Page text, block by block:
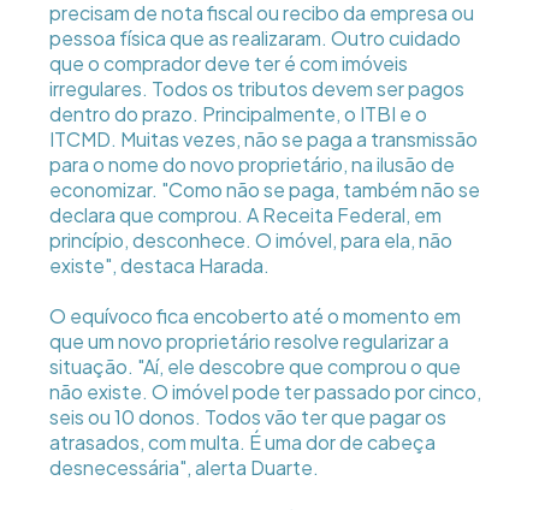
precisam de nota fiscal ou recibo da empresa ou
pessoa física que as realizaram. Outro cuidado
que o comprador deve ter é com imóveis
irregulares. Todos os tributos devem ser pagos
dentro do prazo. Principalmente, o ITBI e o
ITCMD. Muitas vezes, não se paga a transmissão
para o nome do novo proprietário, na ilusão de
economizar. "Como não se paga, também não se
declara que comprou. A Receita Federal, em
princípio, desconhece. O imóvel, para ela, não
existe", destaca Harada.
O equívoco fica encoberto até o momento em
que um novo proprietário resolve regularizar a
situação. "Aí, ele descobre que comprou o que
não existe. O imóvel pode ter passado por cinco,
seis ou 10 donos. Todos vão ter que pagar os
atrasados, com multa. É uma dor de cabeça
desnecessária", alerta Duarte.